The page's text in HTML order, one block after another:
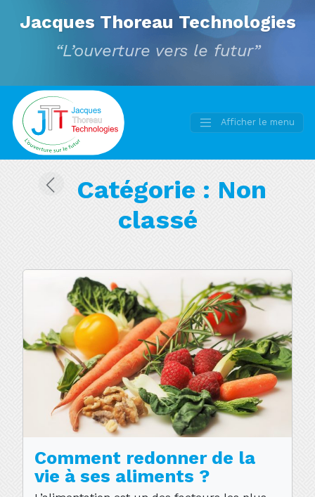
Jacques Thoreau Technologies
“L’ouverture vers le futur”
Main
Navigation
Afficher le menu
Catégorie : Non
classé
Comment redonner de la
vie à ses aliments ?